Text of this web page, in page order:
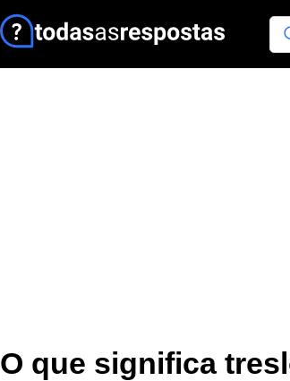
O que significa